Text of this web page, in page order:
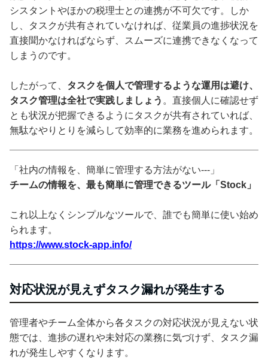
シスタントやほかの税理士との連携が不可欠です。しか
し、タスクが共有されていなければ、従業員の進捗状況を
直接聞かなければならず、スムーズに連携できなくなって
しまうのです。
したがって、 タスクを個人で管理するような運用は避け、
タスク管理は全社で実践しましょう 。直接個人に確認せず
とも状況が把握できるようにタスクが共有されていれば、
無駄なやりとりを減らして効率的に業務を進められます。
「社内の情報を、簡単に管理する方法がない---」
チームの情報を、最も簡単に管理できるツール「Stock」
これ以上なくシンプルなツールで、誰でも簡単に使い始め
られます。
https://www.stock-app.info/
対応状況が見えずタスク漏れが発生する
管理者やチーム全体から各タスクの対応状況が見えない状
態では、進捗の遅れや未対応の業務に気づけず、タスク漏
れが発生しやすくなります。